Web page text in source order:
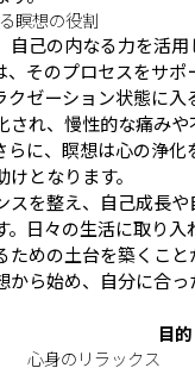
瞑想の役割
自己の内なる力を活
、そのプロセスをサポ
クゼーション状態に入
され、慢性的な痛み
らに、瞑想は心の浄化
となります。
スを整え、自己成長
。日々の生活に取り入
ための土台を築くこ
から始め、自分に合
目的
心身のリラックス